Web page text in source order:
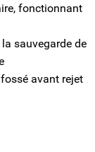
fonctionnant
sauvegarde de
avant rejet